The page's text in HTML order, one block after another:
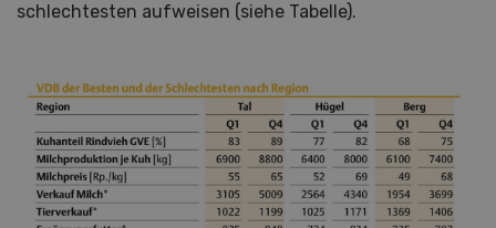
schlechtesten aufweisen (siehe Tabelle).